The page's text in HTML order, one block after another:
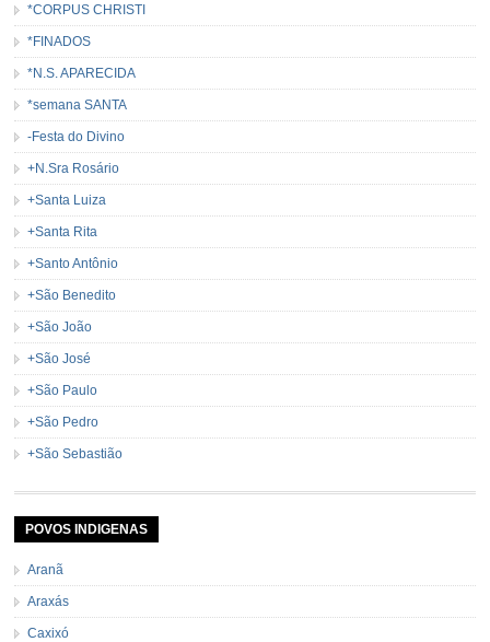
*CORPUS CHRISTI
*FINADOS
*N.S. APARECIDA
*semana SANTA
-Festa do Divino
+N.Sra Rosário
+Santa Luiza
+Santa Rita
+Santo Antônio
+São Benedito
+São João
+São José
+São Paulo
+São Pedro
+São Sebastião
POVOS INDIGENAS
Aranã
Araxás
Caxixó